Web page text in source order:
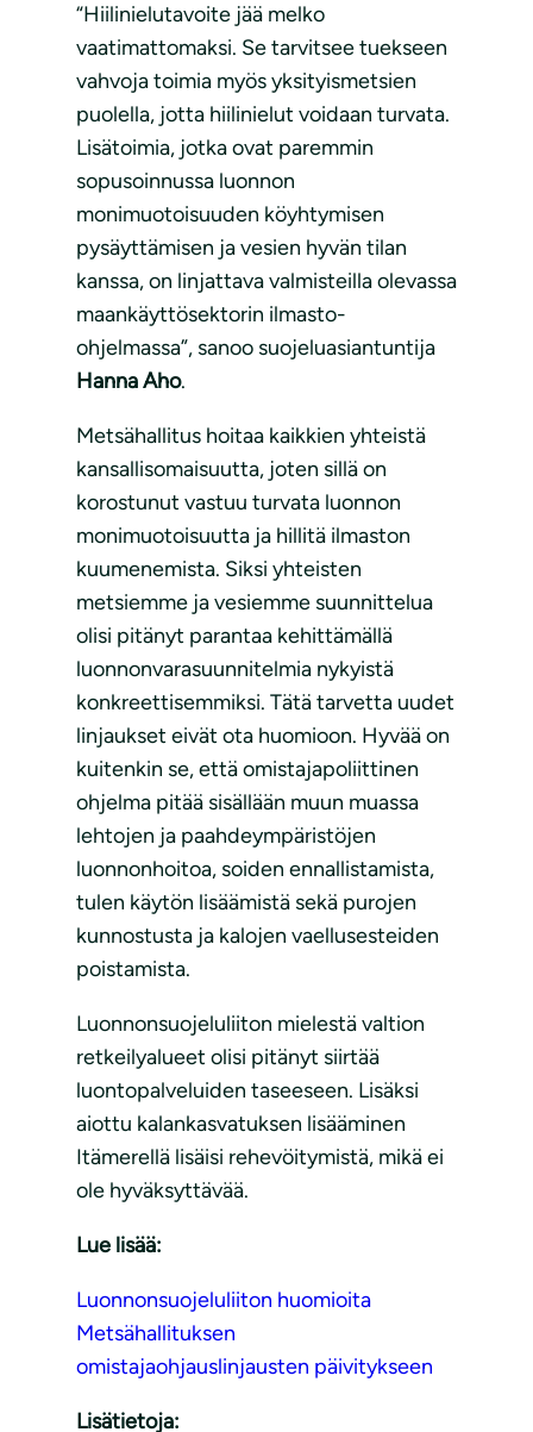
“Hiilinielutavoite jää melko
vaatimattomaksi. Se tarvitsee tuekseen
vahvoja toimia myös yksityismetsien
puolella, jotta hiilinielut voidaan turvata.
Lisätoimia, jotka ovat paremmin
sopusoinnussa luonnon
monimuotoisuuden köyhtymisen
pysäyttämisen ja vesien hyvän tilan
kanssa, on linjattava valmisteilla olevassa
maankäyttösektorin ilmasto-
ohjelmassa”, sanoo suojeluasiantuntija
Hanna Aho.
Metsähallitus hoitaa kaikkien yhteistä
kansallisomaisuutta, joten sillä on
korostunut vastuu turvata luonnon
monimuotoisuutta ja hillitä ilmaston
kuumenemista. Siksi yhteisten
metsiemme ja vesiemme suunnittelua
olisi pitänyt parantaa kehittämällä
luonnonvarasuunnitelmia nykyistä
konkreettisemmiksi. Tätä tarvetta uudet
linjaukset eivät ota huomioon. Hyvää on
kuitenkin se, että omistajapoliittinen
ohjelma pitää sisällään muun muassa
lehtojen ja paahdeympäristöjen
luonnonhoitoa, soiden ennallistamista,
tulen käytön lisäämistä sekä purojen
kunnostusta ja kalojen vaellusesteiden
poistamista.
Luonnonsuojeluliiton mielestä valtion
retkeilyalueet olisi pitänyt siirtää
luontopalveluiden taseeseen. Lisäksi
aiottu kalankasvatuksen lisääminen
Itämerellä lisäisi rehevöitymistä, mikä ei
ole hyväksyttävää.
Lue lisää:
Luonnonsuojeluliiton huomioita
Metsähallituksen
omistajaohjauslinjausten päivitykseen
Lisätietoja: